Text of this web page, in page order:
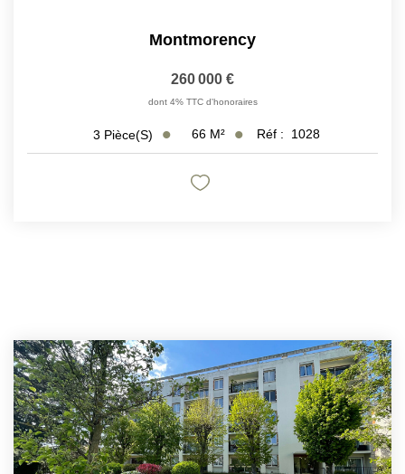
Montmorency
260 000 €
dont 4% TTC d'honoraires
3 Pièce(s) 66 M² Réf : 1028